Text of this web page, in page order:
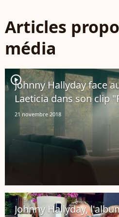
Articles
média
player2
Johnny Hallyday face
Laeticia dans son clip
21 novembre 2018
Johnny Hallyday,